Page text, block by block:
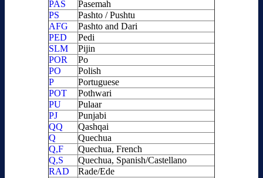
PAS
Pasemah
PS
Pashto / Pushtu
AFG
Pashto and Dari
PED
Pedi
SLM
Pijin
POR
Po
PO
Polish
P
Portuguese
POT
Pothwari
PU
Pulaar
PJ
Punjabi
QQ
Qashqai
Q
Quechua
Q,F
Quechua, French
Q,S
Quechua, Spanish/Castellano
RAD
Rade/Ede